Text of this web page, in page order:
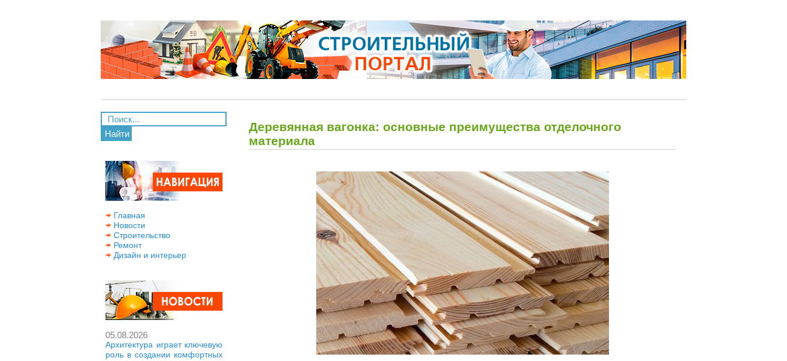
Найти
Главная
Новости
Строительство
Ремонт
Дизайн и интерьер
05.08.2026
Архитектура играет ключевую
роль в создании комфортных
Деревянная вагонка: основные преимущества отделочного
материала